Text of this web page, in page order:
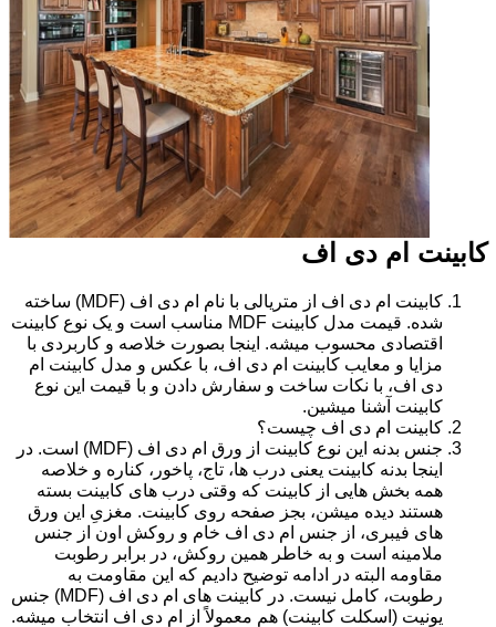
کابینت ام دی اف
کابینت ام دی اف از متریالی با نام ام دی اف (MDF) ساخته
شده. قیمت مدل کابینت MDF مناسب است و یک نوع کابینت
اقتصادی محسوب میشه. اینجا بصورت خلاصه و کاربردی با
مزایا و معایب کابینت ام دی اف، با عکس و مدل کابینت ام
دی اف، با نکات ساخت و سفارش دادن و با قیمت این نوع
کابینت آشنا میشین.
کابینت ام دی اف چیست؟
جنس بدنه این نوع کابینت از ورق ام دی اف (MDF) است. در
اینجا بدنه کابینت یعنی درب ها، تاج، پاخور، کناره و خلاصه
همه بخش هایی از کابینت که وقتی درب های کابینت بسته
هستند دیده میشن، بجز صفحه روی کابینت. مغزیِ این ورق
های فیبری، از جنس ام دی اف خام و روکش اون از جنس
ملامینه است و به خاطر همین روکش، در برابر رطوبت
مقاومه البته در ادامه توضیح دادیم که این مقاومت به
رطوبت، کامل نیست. در کابینت های ام دی اف (MDF) جنس
یونیت (اسکلت کابینت) هم معمولاً از ام دی اف انتخاب میشه.